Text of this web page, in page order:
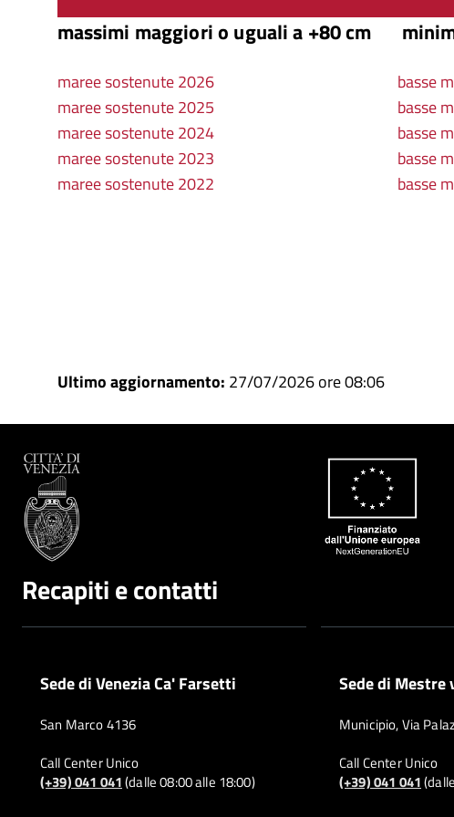
massimi maggiori o uguali a +80 cm
maree sostenute 2026
basse
maree sostenute 2025
basse
maree sostenute 2024
basse
maree sostenute 2023
basse
maree sostenute 2022
basse
Ultimo aggiornamento: 27/07/2026 ore 08:06
Recapiti e contatti
Sede di Venezia Ca' Farsetti
San Marco 4136
Call Center Unico
(+39) 041 041(dalle 08:00 alle 18:00)
Sede di Mestre
Municipio, Via
Call Center Unico
(+39) 041 041